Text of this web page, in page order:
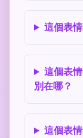
這個表
這個表
別在哪？
這個表